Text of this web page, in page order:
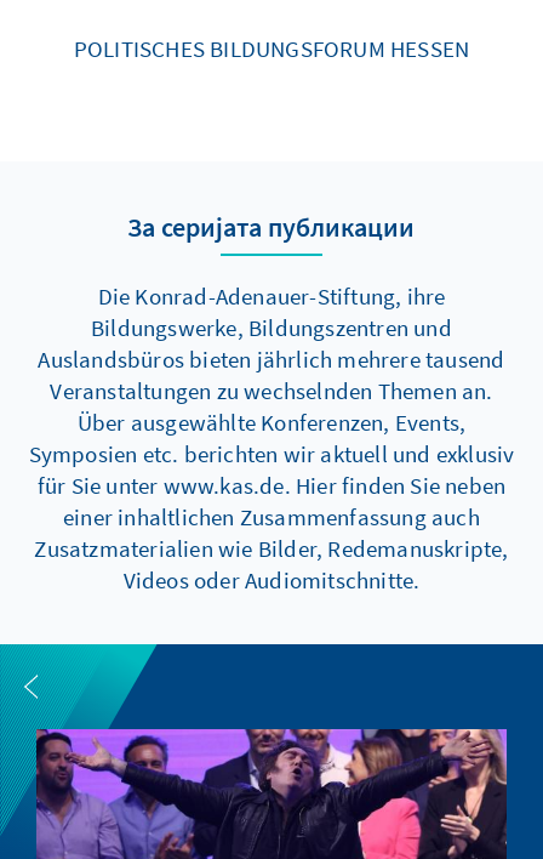
POLITISCHES BILDUNGSFORUM HESSEN
За серијата публикации
Die Konrad-Adenauer-Stiftung, ihre
Bildungswerke, Bildungszentren und
Auslandsbüros bieten jährlich mehrere tausend
Veranstaltungen zu wechselnden Themen an.
Über ausgewählte Konferenzen, Events,
Symposien etc. berichten wir aktuell und exklusiv
für Sie unter www.kas.de. Hier finden Sie neben
einer inhaltlichen Zusammenfassung auch
Zusatzmaterialien wie Bilder, Redemanuskripte,
Videos oder Audiomitschnitte.